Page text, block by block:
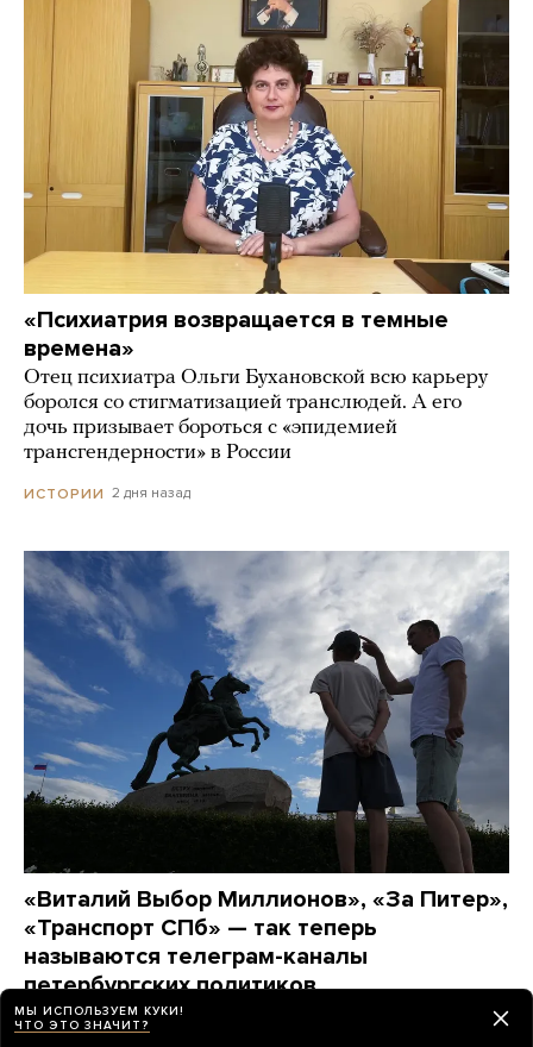
«Психиатрия возвращается в темные
времена»
Отец психиатра Ольги Бухановской всю карьеру
боролся со стигматизацией транслюдей. А его
дочь призывает бороться с «эпидемией
трансгендерности» в России
ИСТОРИИ 2 дня назад
«Виталий Выбор Миллионов», «За Питер»,
«Транспорт СПб» — так теперь
называются телеграм-каналы
петербургских политиков
Они массово переименовывают их перед
выборами. А спикер заксобрания даже удалил
МЫ ИСПОЛЬЗУЕМ КУКИ!
ЧТО ЭТО ЗНАЧИТ?